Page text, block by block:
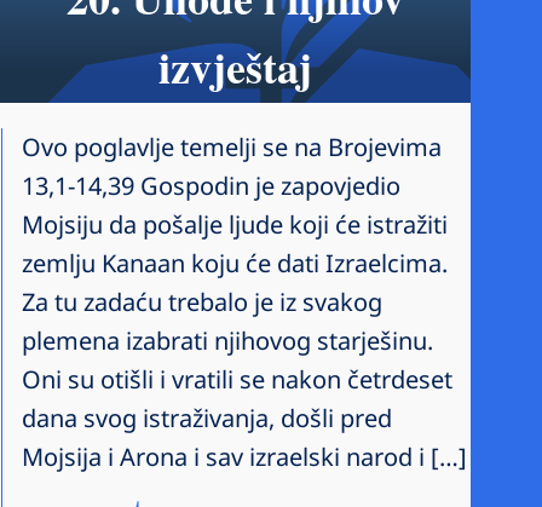
izvještaj
Ovo poglavlje temelji se na Brojevima
13,1-14,39 Gospodin je zapovjedio
Mojsiju da pošalje ljude koji će istražiti
zemlju Kanaan koju će dati Izraelcima.
Za tu zadaću trebalo je iz svakog
plemena izabrati njihovog starješinu.
Oni su otišli i vratili se nakon četrdeset
dana svog istraživanja, došli pred
Mojsija i Arona i sav izraelski narod i […]